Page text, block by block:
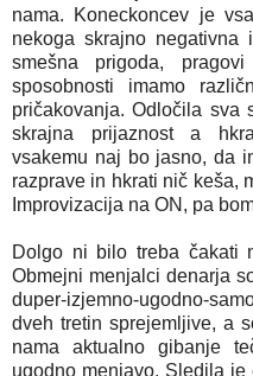
nama. Koneckoncev je
nekoga skrajno negativna
smešna prigoda,
sposobnosti imamo
pričakovanja. Odločila sva
skrajna prijaznost a
vsakemu naj bo jasno, da
razprave in hkrati nič keša,
Improvizacija na ON, pa
Dolgo ni bilo treba čakati
Obmejni menjalci denarja
duper-izjemno-ugodno-
dveh tretin sprejemljive, a
nama aktualno gibanje
ugodno menjavo. Sledila